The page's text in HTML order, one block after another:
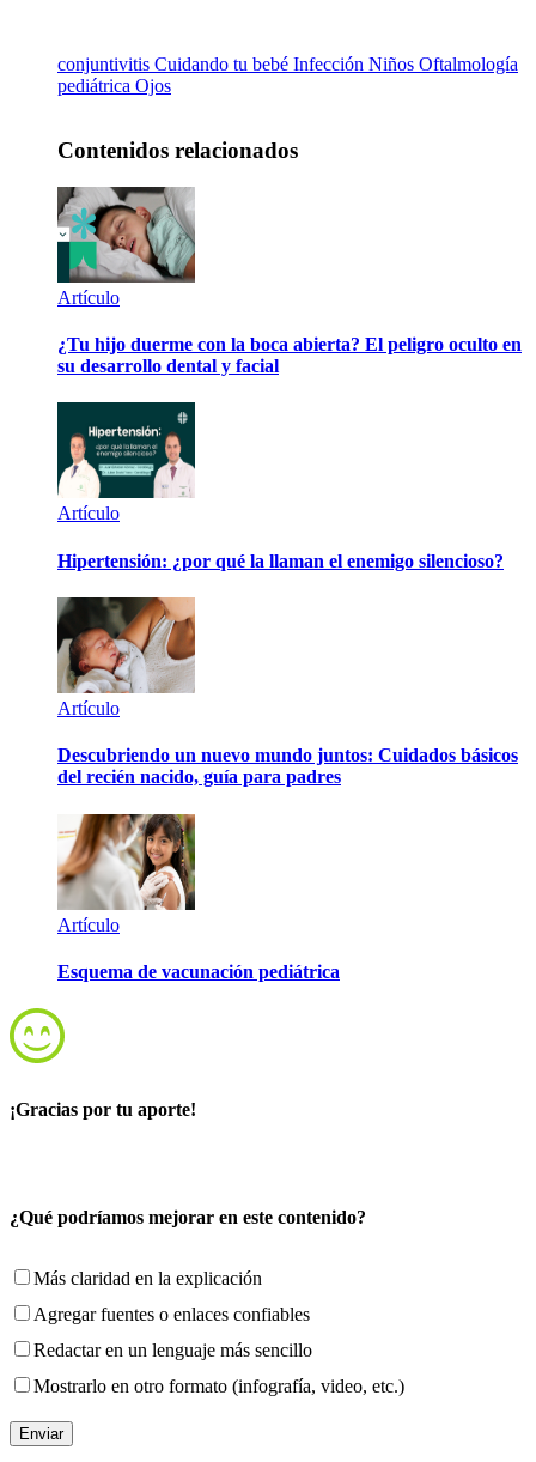
conjuntivitis Cuidando tu bebé Infección Niños Oftalmología
pediátrica Ojos
Contenidos relacionados
Artículo
¿Tu hijo duerme con la boca abierta? El peligro oculto en
su desarrollo dental y facial
Artículo
Hipertensión: ¿por qué la llaman el enemigo silencioso?
Artículo
Descubriendo un nuevo mundo juntos: Cuidados básicos
del recién nacido, guía para padres
Artículo
Esquema de vacunación pediátrica
¡Gracias por tu aporte!
¿Qué podríamos mejorar en este contenido?
Más claridad en la explicación
Agregar fuentes o enlaces confiables
Redactar en un lenguaje más sencillo
Mostrarlo en otro formato (infografía, video, etc.)